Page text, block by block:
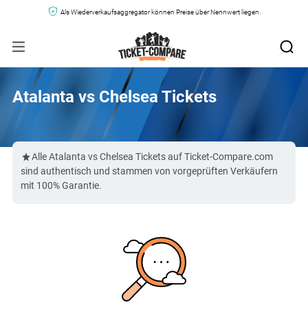
Als Wiederverkaufsaggregator können Preise über Nennwert liegen.
Atalanta vs Chelsea Tickets
Alle Atalanta vs Chelsea Tickets auf Ticket-Compare.com
sind authentisch und stammen von vorgeprüften Verkäufern
mit 100% Garantie.